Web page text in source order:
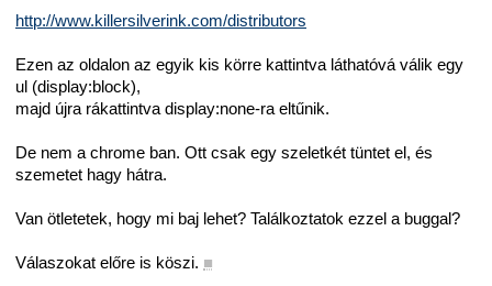
http://www.killersilverink.com/distributors
Ezen az oldalon az egyik kis körre kattintva láthatóvá válik egy
ul (display:block),
majd újra rákattintva display:none-ra eltűnik.
De nem a chrome ban. Ott csak egy szeletkét tüntet el, és
szemetet hagy hátra.
Van ötletetek, hogy mi baj lehet? Találkoztatok ezzel a buggal?
Válaszokat előre is köszi. ■